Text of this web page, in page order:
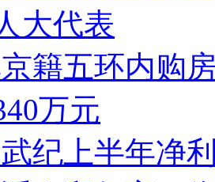
大代表
籍五环内购
万元
纪上半年净